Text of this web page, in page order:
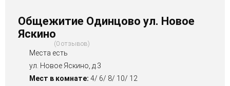
Общежитие Одинцово ул. Новое
Яскино
0 отзывов
Места есть
ул. Новое Яскино, д.3
Мест в комнате: 4/ 6/ 8/ 10/ 12